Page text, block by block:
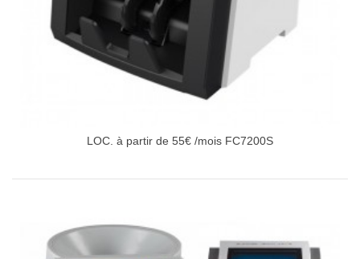
LOC. à partir de 55€ /mois FC7200S